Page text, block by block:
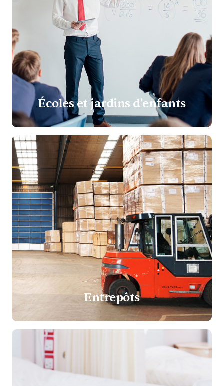
Écoles et jardins d’enfants
Entrepôts